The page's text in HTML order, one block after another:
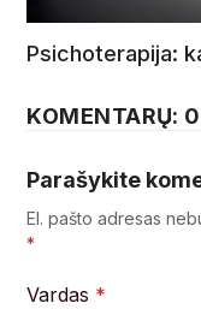
Psichoterapija:
KOMENTARŲ: 0
Parašykite
El. pašto adresas
*
Vardas *